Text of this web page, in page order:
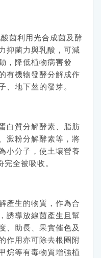
菌利用光合成菌及酵
抑菌力與乳酸，可減
，降低植物病害發
有機物發酵分解成作
、地下莖的發芽。
白質分解酵素、脂肪
澱粉分解酵素等，將
小分子，使土壤營養
全被吸收。
產生的物質，作為合
誘導放線菌產生且幫
、助長、果實催色及
作用亦可除去根圈附
烷等有毒物質增強植